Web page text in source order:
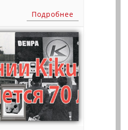
серии PLZ-5WПодробнее